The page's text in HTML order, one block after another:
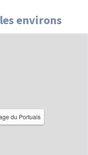
environs
du Portuais